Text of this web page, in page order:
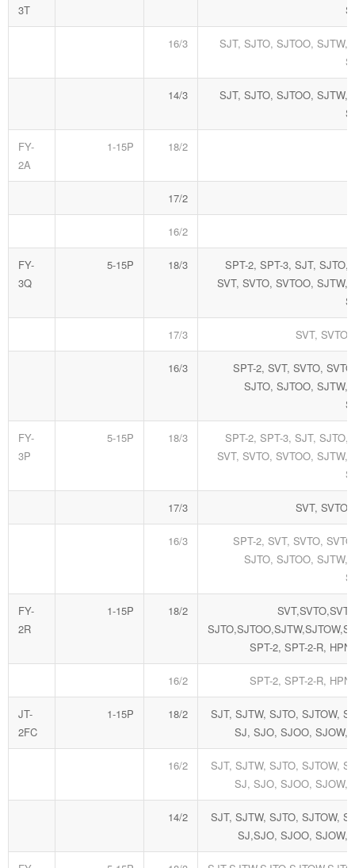
3T
16/3
SJT, SJTO, SJTOO, SJTW,
14/3
SJT, SJTO, SJTOO, SJTW,
FY-
2A
1-15P 18/2
17/2
16/2
FY-
3Q
5-15P 18/3
SPT-2, SPT-3, SJT, SJTO,
SVT, SVTO, SVTOO, SJTW,
17/3 SVT, SVTO,
16/3
SPT-2, SVT, SVTO,
SJTO, SJTOO, SJTW,
FY-
3P
5-15P 18/3
SPT-2, SPT-3, SJT, SJTO,
SVT, SVTO, SVTOO, SJTW,
17/3 SVT, SVTO,
16/3
SPT-2, SVT, SVTO,
SJTO, SJTOO, SJTW,
FY-
2R
1-15P 18/2
SPT-2, SPT-2-R,
16/2 SPT-2, SPT-2-R,
JT-
2FC
1-15P 18/2
SJT, SJTW, SJTO, SJTOW,
SJ, SJO, SJOO, SJOW,
16/2
SJT, SJTW, SJTO, SJTOW,
SJ, SJO, SJOO, SJOW,
14/2
SJT, SJTW, SJTO, SJTOW,
SJ,SJO, SJOO, SJOW,